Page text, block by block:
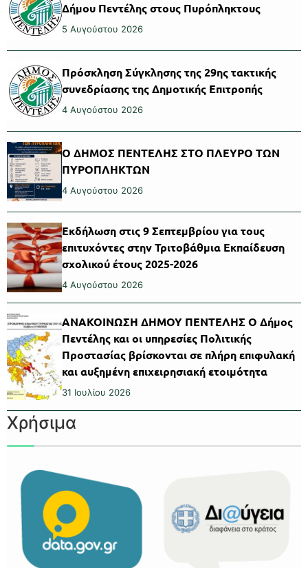
Δήμου Πεντέλης στους Πυρόπληκτους
5 Αυγούστου 2026
Πρόσκληση Σύγκλησης της 29ης τακτικής
συνεδρίασης της Δημοτικής Επιτροπής
4 Αυγούστου 2026
Ο ΔΗΜΟΣ ΠΕΝΤΕΛΗΣ ΣΤΟ ΠΛΕΥΡΟ ΤΩΝ
ΠΥΡΟΠΛΗΚΤΩΝ
4 Αυγούστου 2026
Εκδήλωση στις 9 Σεπτεμβρίου για τους
επιτυχόντες στην Τριτοβάθμια Εκπαίδευση
σχολικού έτους 2025-2026
4 Αυγούστου 2026
ΑΝΑΚΟΙΝΩΣΗ ΔΗΜΟΥ ΠΕΝΤΕΛΗΣ Ο Δήμος
Πεντέλης και οι υπηρεσίες Πολιτικής
Προστασίας βρίσκονται σε πλήρη επιφυλακή
και αυξημένη επιχειρησιακή ετοιμότητα
31 Ιουλίου 2026
Χρήσιμα